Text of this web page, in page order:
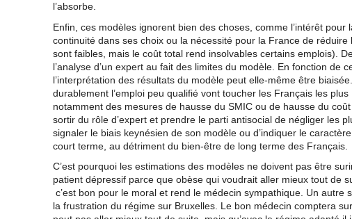
l’absorbe.
Enfin, ces modèles ignorent bien des choses, comme l’intérêt
continuité dans ses choix ou la nécessité pour la France de
sont faibles, mais le coût total rend insolvables certains emplois).
l’analyse d’un expert au fait des limites du modèle. En fonction de
l’interprétation des résultats du modèle peut elle-même être
durablement l’emploi peu qualifié vont toucher les Français les
notamment des mesures de hausse du SMIC ou de hausse du
sortir du rôle d’expert et prendre le parti antisocial de négliger les
signaler le biais keynésien de son modèle ou d’indiquer le
court terme, au détriment du bien-être de long terme des Français.
C’est pourquoi les estimations des modèles ne doivent pas être
patient dépressif parce que obèse qui voudrait aller mieux tout de
c’est bon pour le moral et rend le médecin sympathique. Un autre
la frustration du régime sur Bruxelles. Le bon médecin comptera